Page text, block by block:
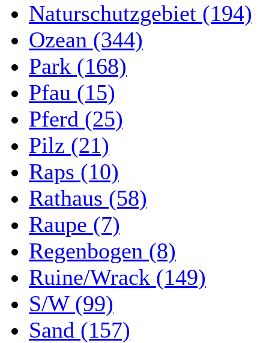
Naturschutzgebiet (194)
Ozean (344)
Park (168)
Pfau (15)
Pferd (25)
Pilz (21)
Raps (10)
Rathaus (58)
Raupe (7)
Regenbogen (8)
Ruine/Wrack (149)
S/W (99)
Sand (157)